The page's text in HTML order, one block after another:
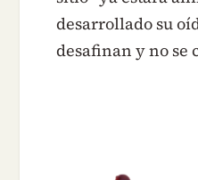
desarrollado su
desafinan y no se